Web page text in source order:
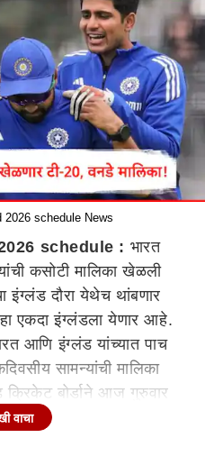
2026 schedule News
schedule : भारत
कसोटी मालिका खेळली
इंग्लंड दौरा येथेच थांबणार
एकदा इंग्लंडला येणार आहे.
आणि इंग्लंड यांच्यात पाच
सामन्यांची मालिका
क्रिकेट बोर्डाने आज गुरुवार
वाचा